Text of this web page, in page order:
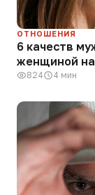
ОТНОШЕНИЯ
6 качеств
женщиной
824 4 мин